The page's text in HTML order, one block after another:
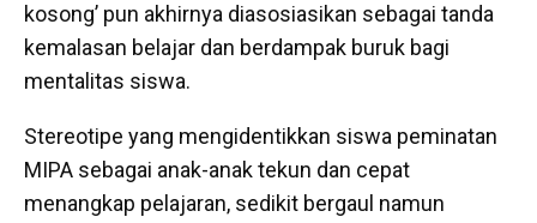
kosong’ pun akhirnya diasosiasikan sebagai tanda
kemalasan belajar dan berdampak buruk bagi
mentalitas siswa.
Stereotipe yang mengidentikkan siswa peminatan
MIPA sebagai anak-anak tekun dan cepat
menangkap pelajaran, sedikit bergaul namun